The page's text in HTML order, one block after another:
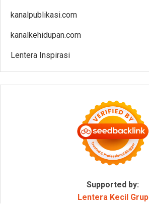
kanalpublikasi.com
kanalkehidupan.com
Lentera Inspirasi
Supported by:
Lentera Kecil Grup